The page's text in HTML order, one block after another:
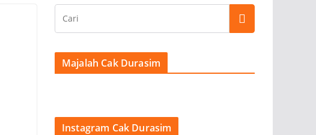
Majalah Cak Durasim
Instagram Cak Durasim